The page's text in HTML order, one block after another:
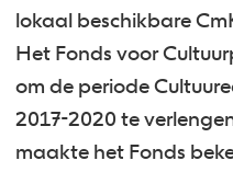
lokaal beschikbare
Het Fonds voor
om de periode
2017-2020 te
maakte het Fonds